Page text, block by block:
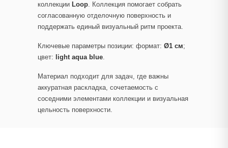
коллекции Loop. Коллекция помогает собрать
согласованную отделочную поверхность и
поддержать единый визуальный ритм проекта.
Ключевые параметры позиции: формат: Ø1 см;
цвет:
light aqua blue.
Материал подходит для задач, где важны
аккуратная раскладка, сочетаемость с
соседними элементами коллекции и визуальная
цельность поверхности.